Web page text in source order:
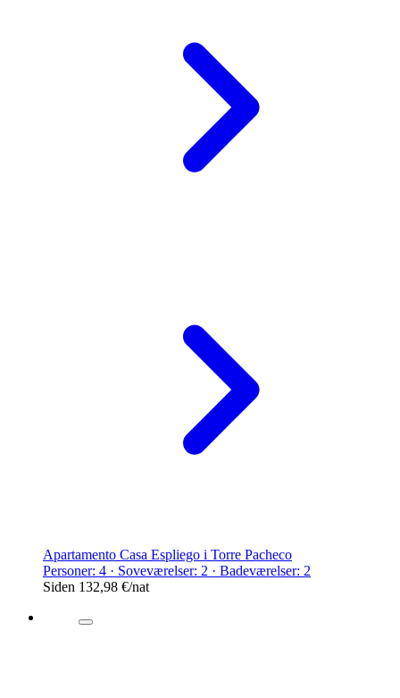
Apartamento Casa Espliego i Torre Pacheco
Personer: 4 · Soveværelser: 2 · Badeværelser: 2
Siden 132,98 €/nat